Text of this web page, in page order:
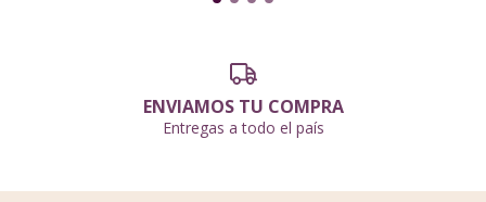
ENVIAMOS TU COMPRA
Entregas a todo el país